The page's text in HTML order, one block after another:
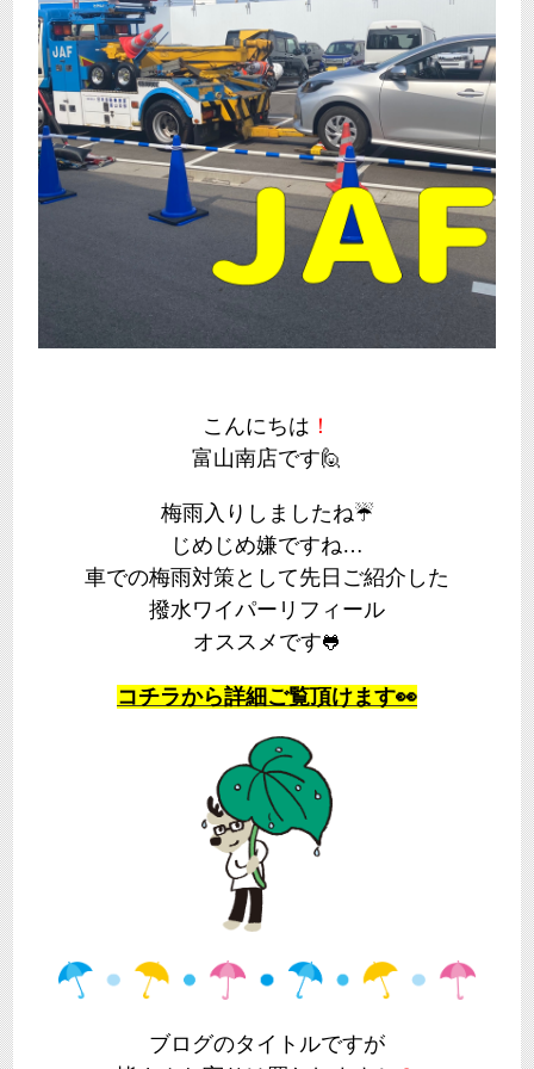
こんにちは ！
富山南店です🙋
梅雨入りしましたね☔
じめじめ嫌ですね…
車での梅雨対策として先日ご紹介した
撥水ワイパーリフィール
オススメです🐸
コチラから詳細ご覧頂けます👀
ブログのタイトルですが